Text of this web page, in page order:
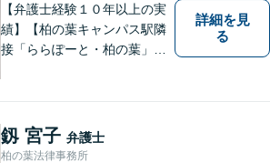
【弁護士経験１０年以上の実
績】【柏の葉キャンパス駅隣
接「ららぽーと・柏の葉」
詳細を見
る
釼 宮子 弁護士
柏の葉法律事務所